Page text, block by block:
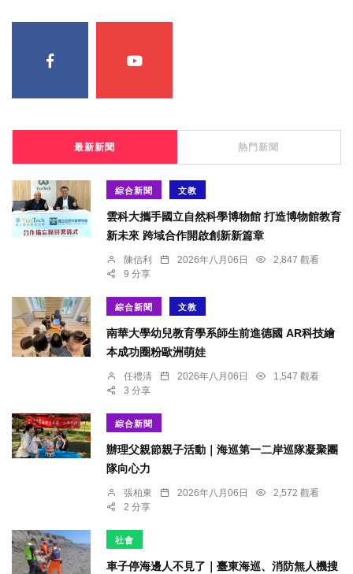
最新新聞 熱門新聞
綜合新聞 文教
雲科大攜手國立自然科學博物館 打造博物館教育
新未來 跨域合作開啟創新新篇章
陳信利 2026年八月06日
2,847 觀看
9 分享
綜合新聞 文教
南華大學幼兒教育學系師生前進德國 AR科技繪
本成功圈粉歐洲萌娃
任禮清 2026年八月06日
1,547 觀看
3 分享
綜合新聞
辦理父親節親子活動｜海巡第一二岸巡隊凝聚團
隊向心力
張柏東 2026年八月06日
2,572 觀看
2 分享
社會
車子停海邊人不見了｜臺東海巡、消防無人機搜